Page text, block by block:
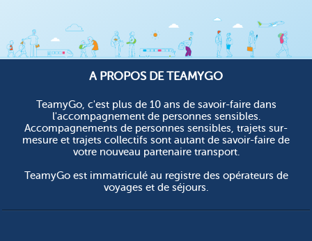
A PROPOS DE TEAMYGO
TeamyGo, c'est plus de 10 ans de savoir-faire dans
l'accompagnement de personnes sensibles.
Accompagnements de personnes sensibles, trajets sur-
mesure et trajets collectifs sont autant de savoir-faire de
votre nouveau partenaire transport.
TeamyGo est immatriculé au registre des opérateurs de
voyages et de séjours.